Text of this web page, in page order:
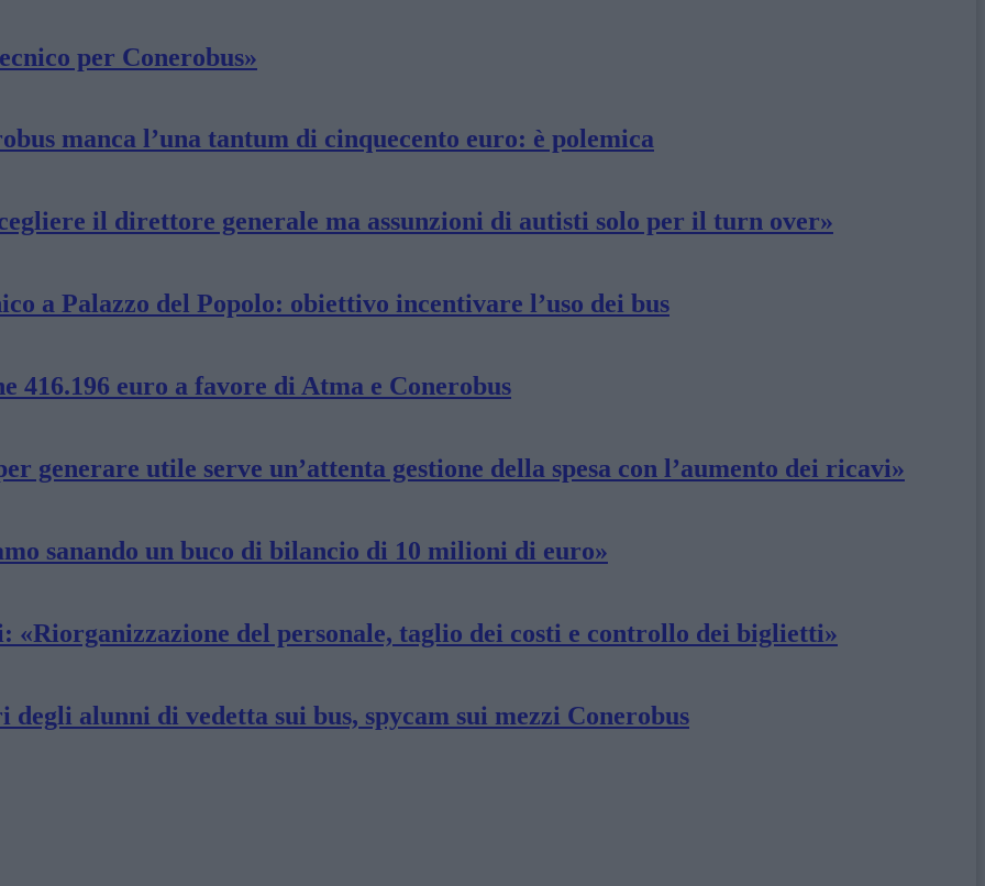
per Conerobus»
manca l’una tantum di cinquecento euro: è polemica
il direttore generale ma assunzioni di autisti solo per il turn over»
a Palazzo del Popolo: obiettivo incentivare l’uso dei bus
euro a favore di Atma e Conerobus
generare utile serve un’attenta gestione della spesa con l’aumento dei ricavi»
sanando un buco di bilancio di 10 milioni di euro»
«Riorganizzazione del personale, taglio dei costi e controllo dei biglietti»
alunni di vedetta sui bus, spycam sui mezzi Conerobus